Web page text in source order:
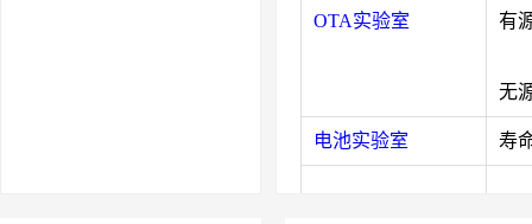
OTA实验室 有
无
电池实验室 寿